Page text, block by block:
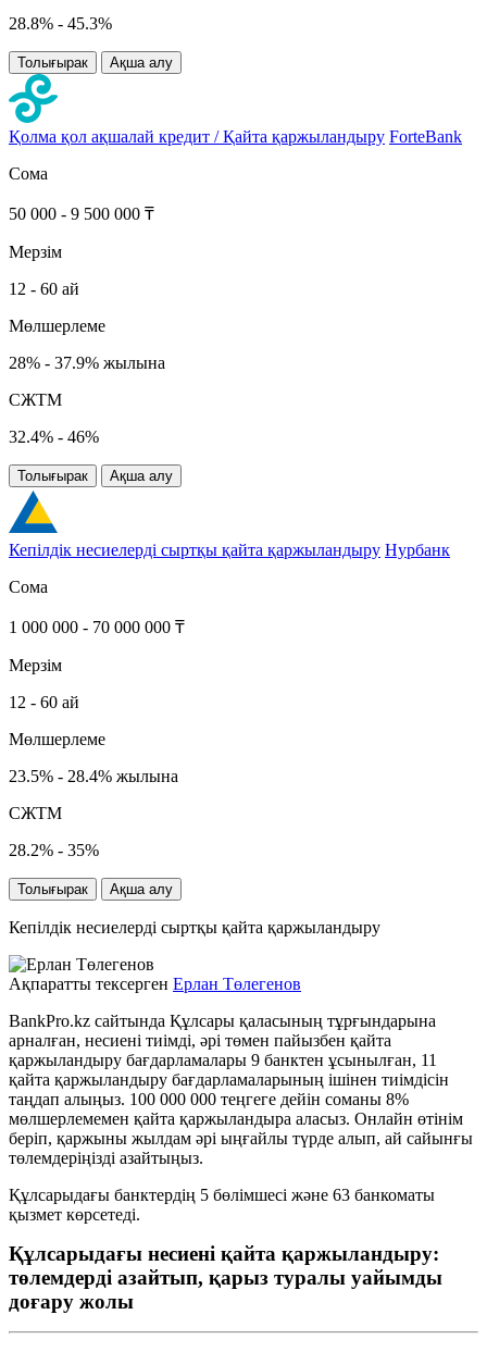
28.8% - 45.3%
Толығырак Ақша алу
Қолма қол ақшалай кредит / Қайта қаржыландыру ForteBank
Сома
50 000 - 9 500 000 ₸
Мерзім
12 - 60 ай
Мөлшерлеме
28% - 37.9% жылына
СЖТМ
32.4% - 46%
Толығырак Ақша алу
Кепілдік несиелерді сыртқы қайта қаржыландыру Нурбанк
Сома
1 000 000 - 70 000 000 ₸
Мерзім
12 - 60 ай
Мөлшерлеме
23.5% - 28.4% жылына
СЖТМ
28.2% - 35%
Толығырак Ақша алу
Кепілдік несиелерді сыртқы қайта қаржыландыру
Ақпаратты тексерген Ерлан Төлегенов
BankPro.kz сайтында Құлсары қаласының тұрғындарына
арналған, несиені тиімді, әрі төмен пайызбен қайта
қаржыландыру бағдарламалары 9 банктен ұсынылған, 11
қайта қаржыландыру бағдарламаларының ішінен тиімдісін
таңдап алыңыз. 100 000 000 теңгеге дейін соманы 8%
мөлшерлемемен қайта қаржыландыра аласыз. Онлайн өтінім
беріп, қаржыны жылдам әрі ыңғайлы түрде алып, ай сайынғы
төлемдеріңізді азайтыңыз.
Құлсарыдағы банктердің 5 бөлімшесі және 63 банкоматы
қызмет көрсетеді.
Құлсарыдағы несиені қайта қаржыландыру:
төлемдерді азайтып, қарыз туралы уайымды
доғару жолы